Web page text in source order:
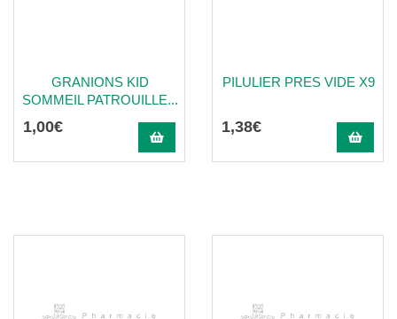
GRANIONS KID
SOMMEIL PATROUILLE...
1,00€
PILULIER PRES VIDE X9
1,38€